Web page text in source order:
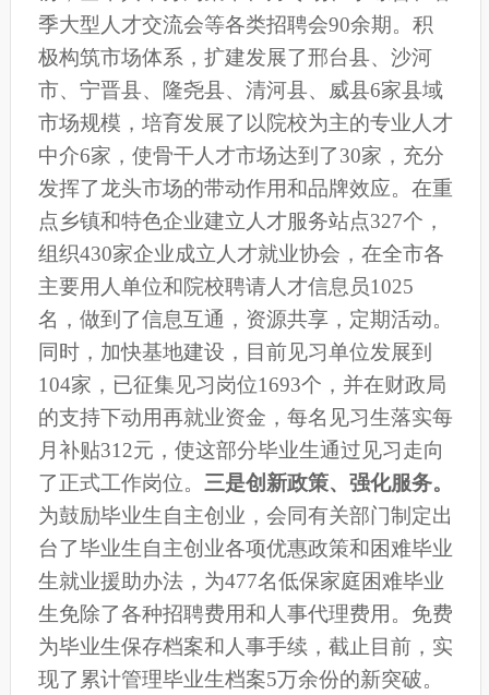
季大型人才交流会等各类招聘会90余期。积
极构筑市场体系，扩建发展了邢台县、沙河
市、宁晋县、隆尧县、清河县、威县6家县域
市场规模，培育发展了以院校为主的专业人才
中介6家，使骨干人才市场达到了30家，充分
发挥了龙头市场的带动作用和品牌效应。在重
点乡镇和特色企业建立人才服务站点327个，
组织430家企业成立人才就业协会，在全市各
主要用人单位和院校聘请人才信息员1025
名，做到了信息互通，资源共享，定期活动。
同时， 加快基地建设，目前见习单位发展到
104家，已征集见习岗位1693个，并在财政局
的支持下动用再就业资金，每名见习生落实每
月补贴312元，使这部分毕业生通过见习走向
了正式工作岗位。 三是创新政策、强化服务。
为鼓励毕业生自主创业，会同有关部门制定出
台了毕业生自主创业各项优惠政策和困难毕业
生就业援助办法，为477名低保家庭困难毕业
生免除了各种招聘费用和人事代理费用。免费
为毕业生保存档案和人事手续，截止目前，实
现了累计管理毕业生档案5万余份的新突破。